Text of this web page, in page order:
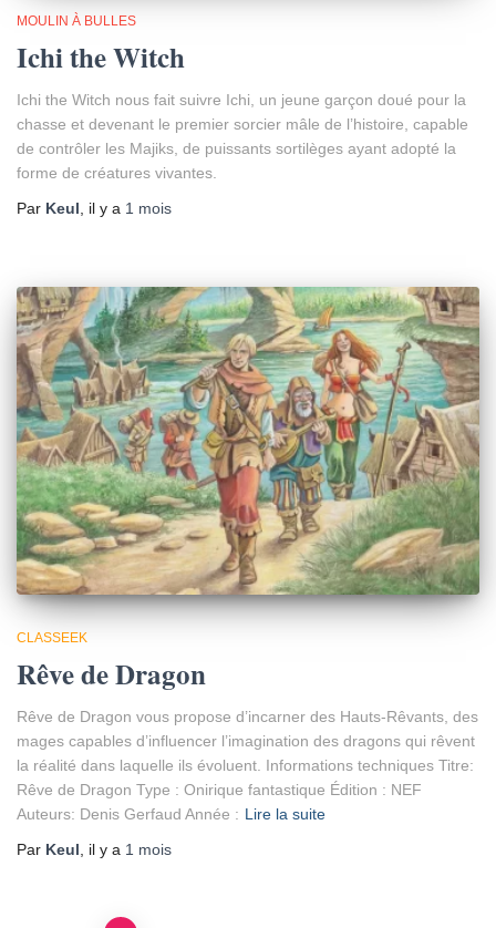
MOULIN À BULLES
Ichi the Witch
Ichi the Witch nous fait suivre Ichi, un jeune garçon doué pour la
chasse et devenant le premier sorcier mâle de l’histoire, capable
de contrôler les Majiks, de puissants sortilèges ayant adopté la
forme de créatures vivantes.
Par Keul , il y a 1 mois
CLASSEEK
Rêve de Dragon
Rêve de Dragon vous propose d’incarner des Hauts-Rêvants, des
mages capables d’influencer l’imagination des dragons qui rêvent
la réalité dans laquelle ils évoluent. Informations techniques Titre:
Rêve de Dragon Type : Onirique fantastique Édition : NEF
Auteurs: Denis Gerfaud Année : Lire la suite
Par Keul, il y a 1 mois